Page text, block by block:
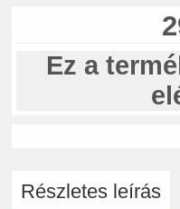
Ez a
Részletes leírás